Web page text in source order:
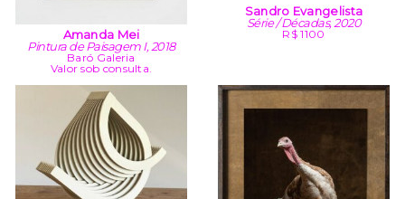
Amanda Mei
Pintura de Paisagem I, 2018
Baró Galeria
Valor sob consulta.
Sandro Evangelista
Série / Décadas, 2020
R$ 1100